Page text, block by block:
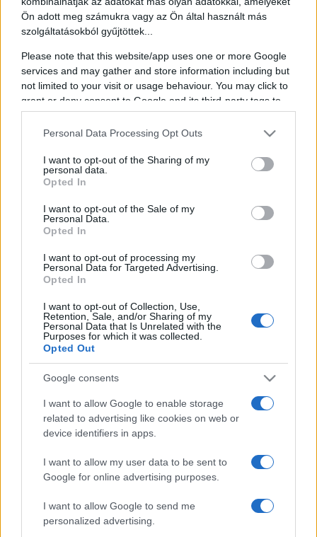
Ön adott meg számukra vagy az Ön által használt más
szolgáltatásokból gyűjtöttek...
Please note that this website/app uses one or more Google
services and may gather and store information including but
not limited to your visit or usage behaviour. You may click to
grant or deny consent to Google and its third-party tags to
use your data for below specified purposes in below Google
consent section.
Personal Data Processing Opt Outs
I want to opt-out of the Sharing of my
personal data.
Opted In
I want to opt-out of the Sale of my
Personal Data.
Opted In
I want to opt-out of processing my
Personal Data for Targeted Advertising.
Opted In
I want to opt-out of Collection, Use,
Retention, Sale, and/or Sharing of my
Personal Data that Is Unrelated with the
Purposes for which it was collected.
Opted Out
Google consents
I want to allow Google to enable storage
related to advertising like cookies on web or
device identifiers in apps.
I want to allow my user data to be sent to
Google for online advertising purposes.
I want to allow Google to send me
personalized advertising.
garantálják a fiataloknak. Jelenleg három képzésünk van, az Erdélyi
Politikai Iskola, a Kárpátaljai Közéleti Vezetőképző és a Női
Közéleti Vezetőképző.
Kvízek, fotóbox, egyéb közéleti tudást mérő játékok
Programok